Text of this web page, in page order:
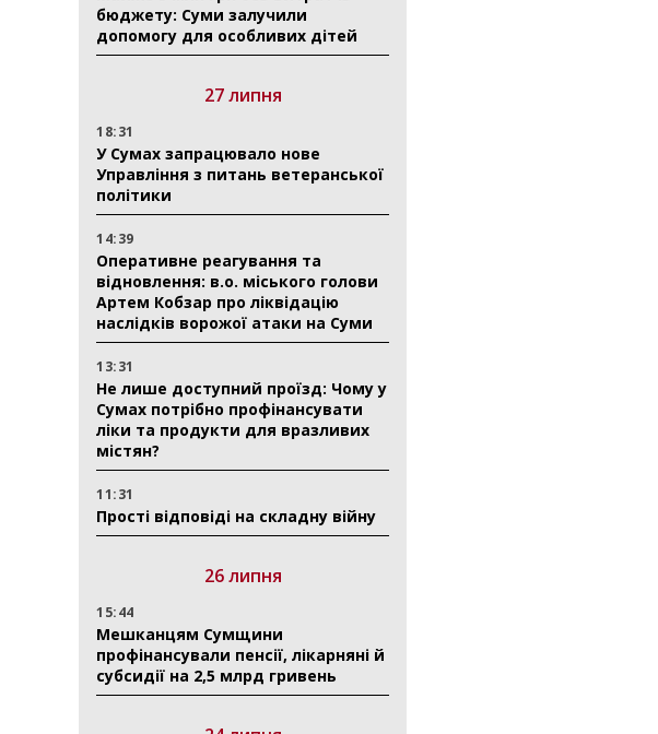
бюджету: Суми залучили
допомогу для особливих дітей
27 липня
18:31
У Сумах запрацювало нове
Управління з питань ветеранської
політики
14:39
Оперативне реагування та
відновлення: в.о. міського голови
Артем Кобзар про ліквідацію
наслідків ворожої атаки на Суми
13:31
Не лише доступний проїзд: Чому у
Сумах потрібно профінансувати
ліки та продукти для вразливих
містян?
11:31
Прості відповіді на складну війну
26 липня
15:44
Мешканцям Сумщини
профінансували пенсії, лікарняні й
субсидії на 2,5 млрд гривень